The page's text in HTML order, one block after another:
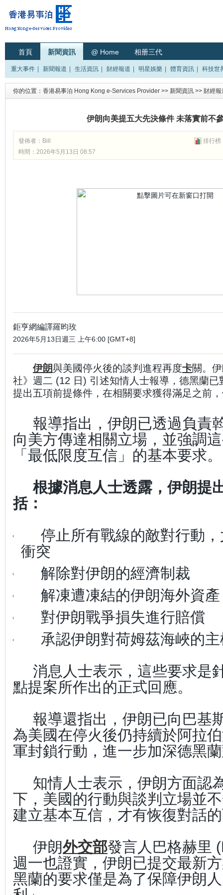
首頁 新聞資訊 @ Home 相册三代
重大事件 新聞報道 生活資訊 財經報道 明星娛樂 體育資訊 科技世
你的位置： 香港易事泊 Hong Kong e-Services Provider >> 新聞資訊 >> 財經報
伊朗向美提五大先決條件 未落實前不
排行榜
發佈者： Bill
時間：2026年5月13日 08:57
鉅亨網編譯羅昀玫
2026年5月13日週三 上午6:00 [GMT+8]
伊朗與美國停火後的談判進程再度卡關。
社》週二 (12 日) 引述知情人士報導，德黑蘭
提出五項前提條件，在相關要求獲得滿足之前
報導指出，伊朗已透過負責
向美方傳達相關立場，並強調
「最低限度互信」的基本要求。
根據消息人士透露，伊朗提
括：
停止所有戰線的敵對行動
衝突
解除對伊朗的經濟制裁
解凍遭凍結的伊朗海外資產
對伊朗戰爭損失進行賠償
承認伊朗對荷姆茲海峽的
消息人士表示，這些要求是
點提案所作出的正式回應。
報導還指出，伊朗已向巴基
為美國在停火後仍持續於阿拉
軍封鎖行動，進一步加深德黑
知情人士表示，伊朗方面認
下，美國的行動與談判立場並
建立基本互信，才有恢復對話
伊朗外交部發言人巴格赫里
週一也證實，伊朗已提交最新
黑蘭的要求僅是為了保障伊朗